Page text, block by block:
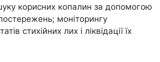
корисних копалин за допомогою
моніторингу
стихійних лих і ліквідації їх